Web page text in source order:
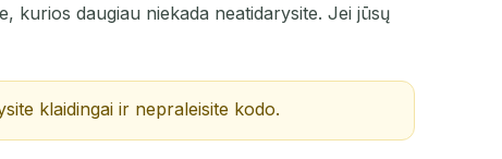
kurios daugiau niekada neatidarysite. Jei jūsų
klaidingai ir nepraleisite kodo.